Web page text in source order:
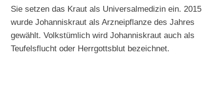
Sie setzen das Kraut als Universalmedizin ein. 2015
wurde Johanniskraut als Arzneipflanze des Jahres
gewählt. Volkstümlich wird Johanniskraut auch als
Teufelsflucht oder Herrgottsblut bezeichnet.